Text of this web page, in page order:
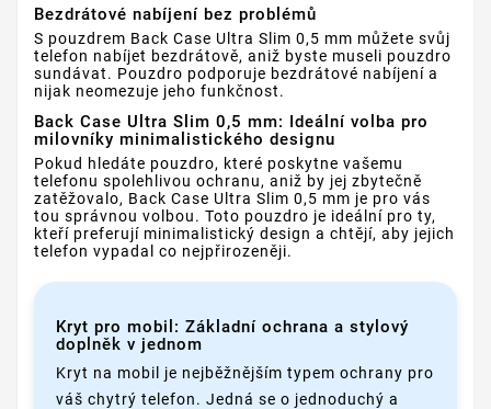
Bezdrátové nabíjení bez problémů
S pouzdrem Back Case Ultra Slim 0,5 mm můžete svůj
telefon nabíjet bezdrátově, aniž byste museli pouzdro
sundávat. Pouzdro podporuje bezdrátové nabíjení a
nijak neomezuje jeho funkčnost.
Back Case Ultra Slim 0,5 mm: Ideální volba pro
milovníky minimalistického designu
Pokud hledáte pouzdro, které poskytne vašemu
telefonu spolehlivou ochranu, aniž by jej zbytečně
zatěžovalo, Back Case Ultra Slim 0,5 mm je pro vás
tou správnou volbou. Toto pouzdro je ideální pro ty,
kteří preferují minimalistický design a chtějí, aby jejich
telefon vypadal co nejpřirozeněji.
Kryt pro mobil: Základní ochrana a stylový
doplněk v jednom
Kryt na mobil je nejběžnějším typem ochrany pro
váš chytrý telefon. Jedná se o jednoduchý a